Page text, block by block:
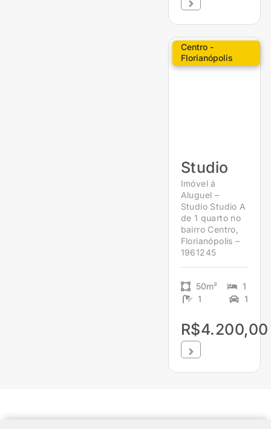
Centro -
Florianópolis
Studio
Imóvel á
Aluguel –
Studio Studio A
de 1 quarto no
bairro Centro,
Florianópolis –
1961245
50m²
1
1
1
R$4.200,00